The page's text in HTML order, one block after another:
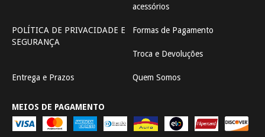
acessórios
POLÍTICA DE PRIVACIDADE E
SEGURANÇA
Formas de Pagamento
Troca e Devoluções
Entrega e Prazos Quem Somos
MEIOS DE PAGAMENTO